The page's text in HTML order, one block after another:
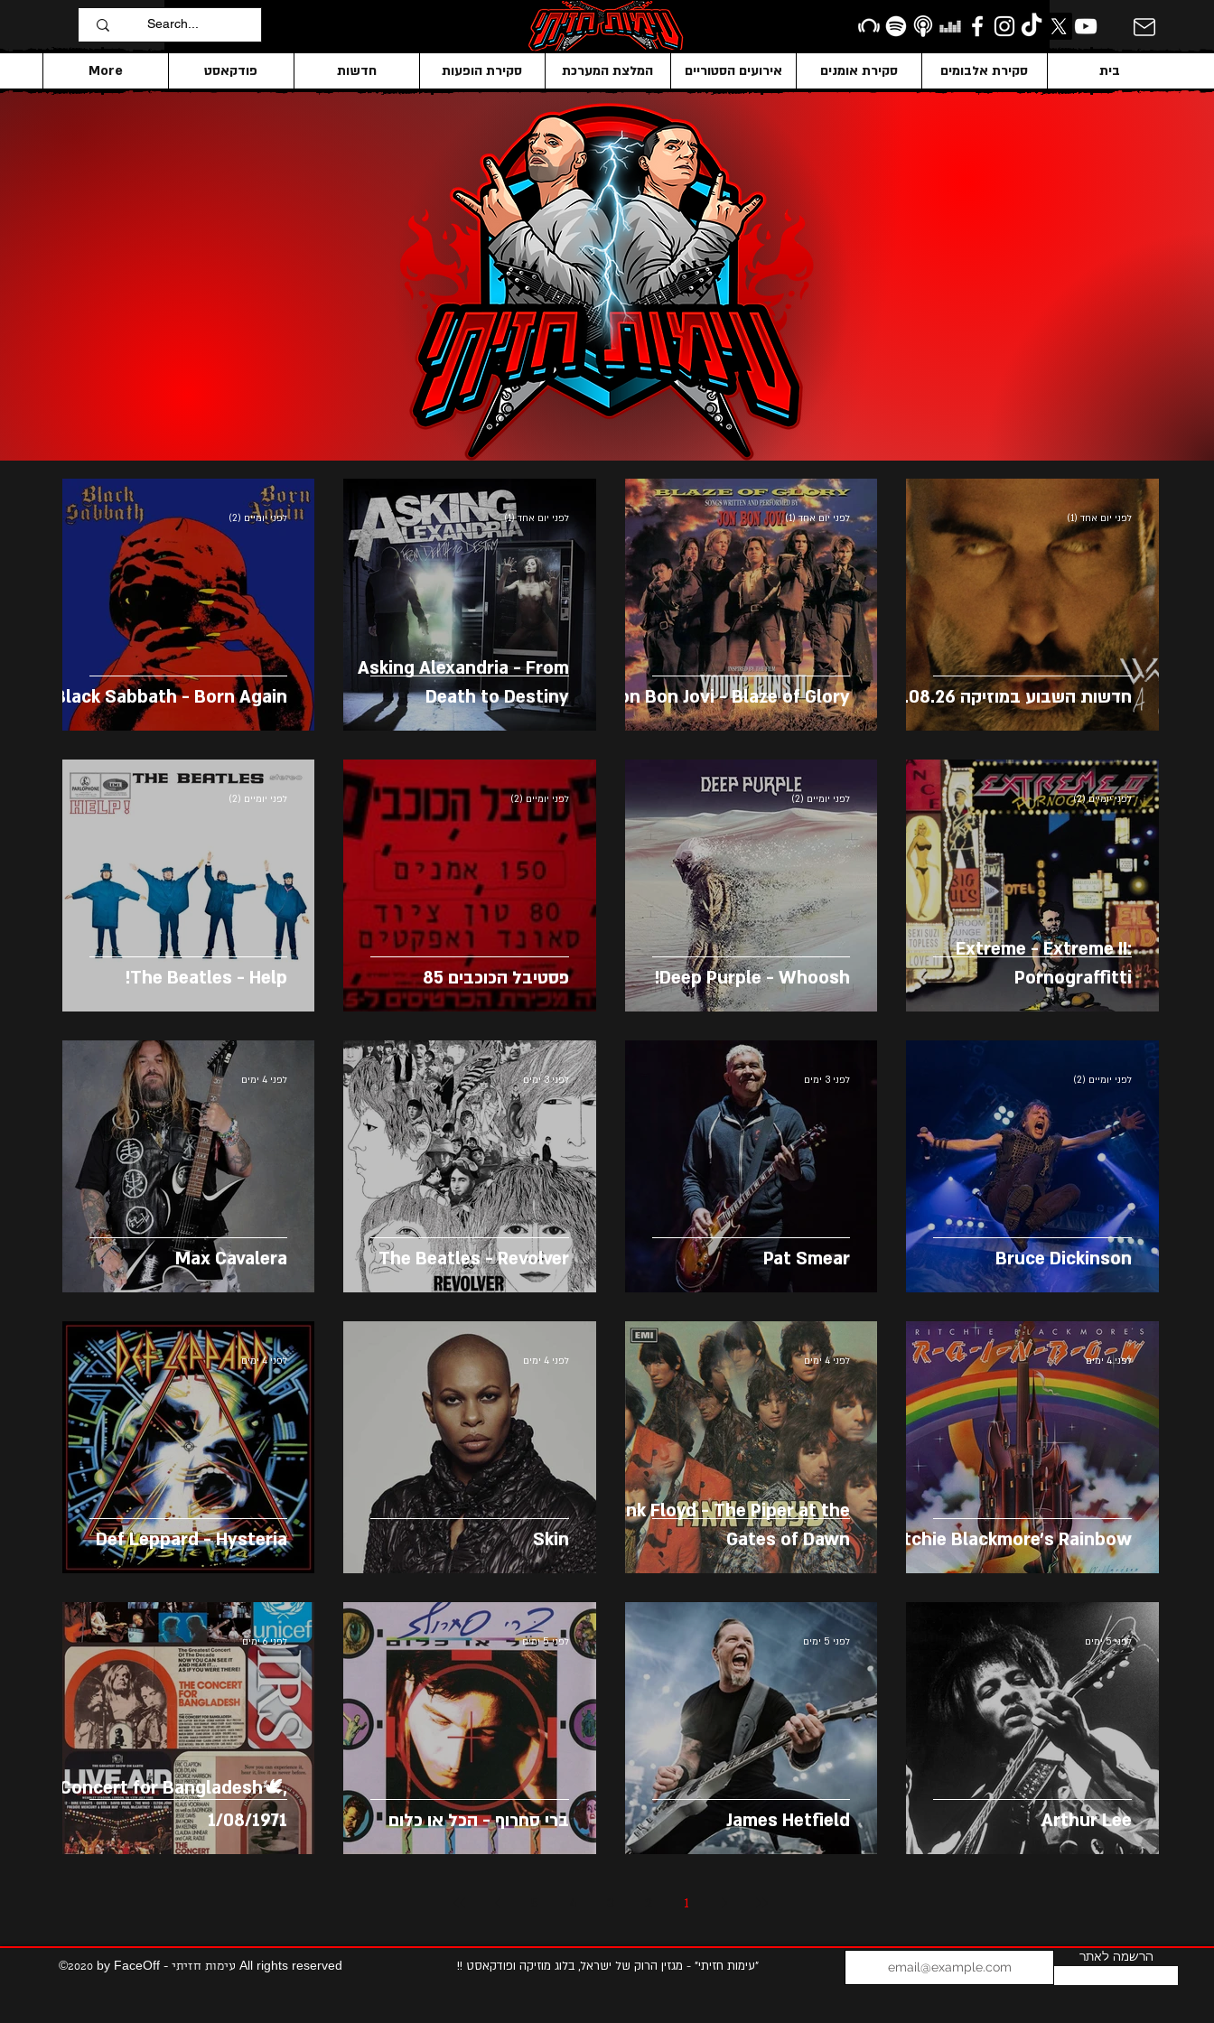
בית סקירת אלבומים סקירת אומנים אירועים הסטוריים המלצת המערכת סקירת הופעות חדשות פודקאסט More
חדשות השבוע במוזיקה 02.08.26
לפני יום אחד (1)
Jon Bon Jovi - Blaze of Glory
לפני יום אחד (1)
Asking Alexandria - From
Death to Destiny
לפני יום אחד (1)
Black Sabbath - Born Again
לפני יומיים (2)
Extreme - Extreme II:
Pornograffitti
לפני יומיים (2)
Deep Purple - Whoosh!
לפני יומיים (2)
פסטיבל הכוכבים 85
לפני יומיים (2)
The Beatles - Help!
לפני יומיים (2)
Bruce Dickinson
לפני יומיים (2)
Pat Smear
לפני 3 ימים
The Beatles - Revolver
לפני 3 ימים
Max Cavalera
לפני 4 ימים
Ritchie Blackmore's Rainbow
לפני 4 ימים
Pink Floyd - The Piper at the
Gates of Dawn
לפני 4 ימים
Skin
לפני 4 ימים
Def Leppard - Hysteria
לפני 4 ימים
Arthur Lee
לפני 5 ימים
James Hetfield
לפני 5 ימים
ברי סחרוף - הכל או כלום
לפני 5 ימים
Concert for Bangladesh🕊️,
1/08/1971
לפני 6 ימים
1
©2020 by FaceOff - עימות חזיתי All rights reserved "עימות חזיתי" - מגזין הרוק של ישראל, בלוג מוזיקה ופודקאסט !!
הרשמה לאתר